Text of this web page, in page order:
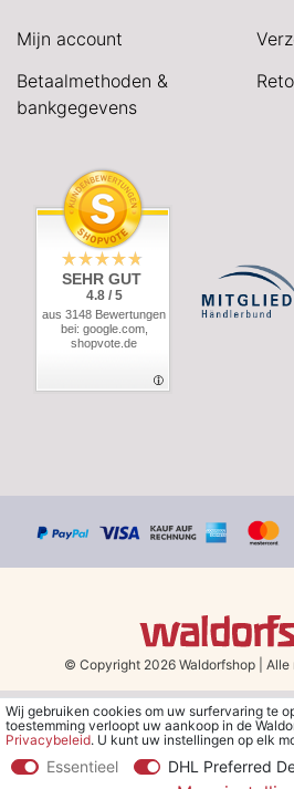
Mijn account
Betaalmethoden &
bankgegevens
SEHR GUT
4.8 / 5
aus 3148 Bewertungen
bei: google.com,
shopvote.de
© Copyright 2026 Waldorfshop Alle
*Gratis verzending in Nederland en
kiezen van de verzendmethode
Wij gebruiken cookies om uw surfervaring te
toestemming verloopt uw aankoop in de
Privacybeleid. U kunt uw instellingen op elk
Essentieel DHL Preferred